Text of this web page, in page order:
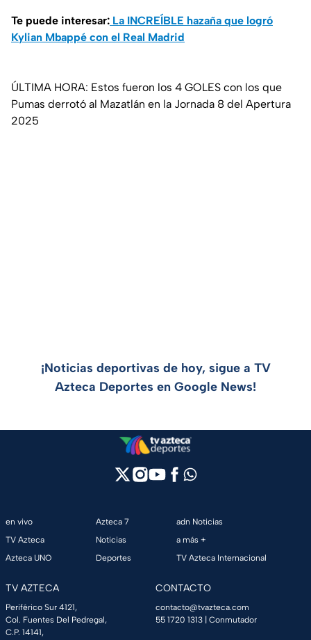
Te puede interesar: La INCREÍBLE hazaña que logró
Kylian Mbappé con el Real Madrid
ÚLTIMA HORA: Estos fueron los 4 GOLES con los que
Pumas derrotó al Mazatlán en la Jornada 8 del Apertura
2025
¡Noticias deportivas de hoy, sigue a TV
Azteca Deportes en Google News!
en vivo
TV Azteca
Azteca UNO
Azteca 7
Noticias
Deportes
adn Noticias
a más +
TV Azteca Internacional
TV AZTECA
Periférico Sur 4121,
Col. Fuentes Del Pedregal,
C.P. 14141,
CONTACTO
contacto@tvazteca.com
55 1720 1313 | Conmutador